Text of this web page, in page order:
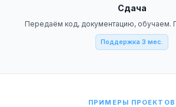
Сдача
Передаём код, документацию, обучаем.
Поддержка 3 мес.
ПРИМЕРЫ ПРОЕКТОВ